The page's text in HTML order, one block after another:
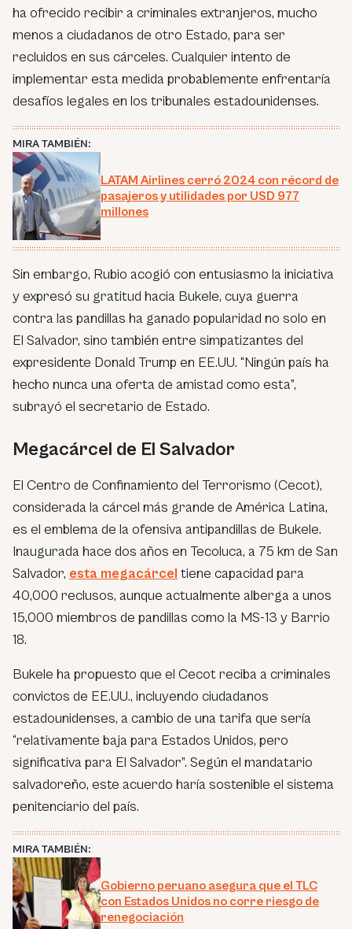
ha ofrecido recibir a criminales extranjeros, mucho
menos a ciudadanos de otro Estado, para ser
recluidos en sus cárceles. Cualquier intento de
implementar esta medida probablemente enfrentaría
desafíos legales en los tribunales estadounidenses.
MIRA TAMBIÉN:
LATAM Airlines cerró 2024 con récord de
pasajeros y utilidades por USD 977
millones
Sin embargo, Rubio acogió con entusiasmo la iniciativa
y expresó su gratitud hacia Bukele, cuya guerra
contra las pandillas ha ganado popularidad no solo en
El Salvador, sino también entre simpatizantes del
expresidente Donald Trump en EE.UU. “Ningún país ha
hecho nunca una oferta de amistad como esta”,
subrayó el secretario de Estado.
Megacárcel de El Salvador
El Centro de Confinamiento del Terrorismo (Cecot),
considerada la cárcel más grande de América Latina,
es el emblema de la ofensiva antipandillas de Bukele.
Inaugurada hace dos años en Tecoluca, a 75 km de San
Salvador, esta megacárcel tiene capacidad para
40,000 reclusos, aunque actualmente alberga a unos
15,000 miembros de pandillas como la MS-13 y Barrio
18.
Bukele ha propuesto que el Cecot reciba a criminales
convictos de EE.UU., incluyendo ciudadanos
estadounidenses, a cambio de una tarifa que sería
“relativamente baja para Estados Unidos, pero
significativa para El Salvador”. Según el mandatario
salvadoreño, este acuerdo haría sostenible el sistema
penitenciario del país.
MIRA TAMBIÉN:
Gobierno peruano asegura que el TLC
con Estados Unidos no corre riesgo de
renegociación